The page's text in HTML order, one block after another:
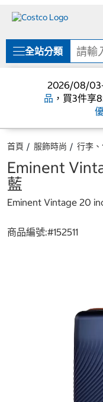
單
全站分類
2026/08/
品 ，買3件享
首頁 服飾時尚 行李
Eminent
藍
Eminent Vintage 20
商品編號:#152511